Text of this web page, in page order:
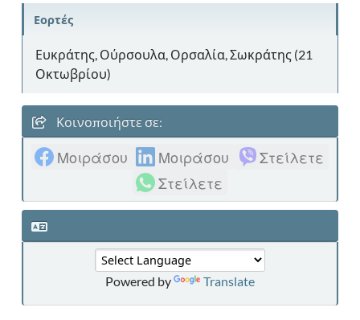
Εορτές
Ευκράτης, Ούρσουλα, Ορσαλία, Σωκράτης (21
Οκτωβρίου)
Κοινοποιήστε σε:
Μοιράσου Μοιράσου
Στείλετε
Στείλετε
Powered by Translate